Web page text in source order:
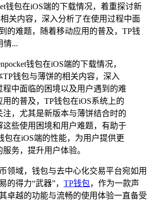
钱包在iOS端的下载情况，着重探讨新
关内容，深入分析了在使用过程中面
的难题，随着移动应用的普及，TP钱
情...
钱包在iOS端的下载情况，
钱包与薄饼的相关内容，深入
程中面临的困境以及用户遇到的难
的普及，TP钱包在iOS系统上的
注，尤其是新版本与薄饼结合时的
这些使用困境和用户难题，有助于
包在iOS端的性能，为用户提供更
务，提升用户体验。
领域，钱包与去中心化交易平台宛如用
的得力“武器”， TP钱包，作为一款声
卓越的功能与流畅的使用体验一直备受